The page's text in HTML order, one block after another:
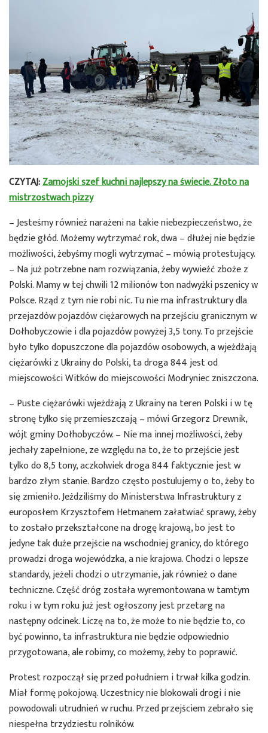
CZYTAJ:Zamojski szef kuchni najlepszy na świecie. Złoto na
mistrzostwach pizzy
– Jesteśmy również narażeni na takie niebezpieczeństwo, że
będzie głód. Możemy wytrzymać rok, dwa – dłużej nie będzie
możliwości, żebyśmy mogli wytrzymać – mówią protestujący.
– Na już potrzebne nam rozwiązania, żeby wywieźć zboże z
Polski. Mamy w tej chwili 12 milionów ton nadwyżki pszenicy w
Polsce. Rząd z tym nie robi nic. Tu nie ma infrastruktury dla
przejazdów pojazdów ciężarowych na przejściu granicznym w
Dołhobyczowie i dla pojazdów powyżej 3,5 tony. To przejście
było tylko dopuszczone dla pojazdów osobowych, a wjeżdżają
ciężarówki z Ukrainy do Polski, ta droga 844 jest od
miejscowości Witków do miejscowości Modryniec zniszczona.
– Puste ciężarówki wjeżdżają z Ukrainy na teren Polski i w tę
stronę tylko się przemieszczają – mówi Grzegorz Drewnik,
wójt gminy Dołhobyczów. – Nie ma innej możliwości, żeby
jechały zapełnione, ze względu na to, że to przejście jest
tylko do 8,5 tony, aczkolwiek droga 844 faktycznie jest w
bardzo złym stanie. Bardzo często postulujemy o to, żeby to
się zmieniło. Jeździliśmy do Ministerstwa Infrastruktury z
europosłem Krzysztofem Hetmanem załatwiać sprawy, żeby
to zostało przekształcone na drogę krajową, bo jest to
jedyne tak duże przejście na wschodniej granicy, do którego
prowadzi droga wojewódzka, a nie krajowa. Chodzi o lepsze
standardy, jeżeli chodzi o utrzymanie, jak również o dane
techniczne. Część dróg została wyremontowana w tamtym
roku i w tym roku już jest ogłoszony jest przetarg na
następny odcinek. Liczę na to, że może to nie będzie to, co
być powinno, ta infrastruktura nie będzie odpowiednio
przygotowana, ale robimy, co możemy, żeby to poprawić.
Protest rozpoczął się przed południem i trwał kilka godzin.
Miał formę pokojową. Uczestnicy nie blokowali drogi i nie
powodowali utrudnień w ruchu. Przed przejściem zebrało się
niespełna trzydziestu rolników.